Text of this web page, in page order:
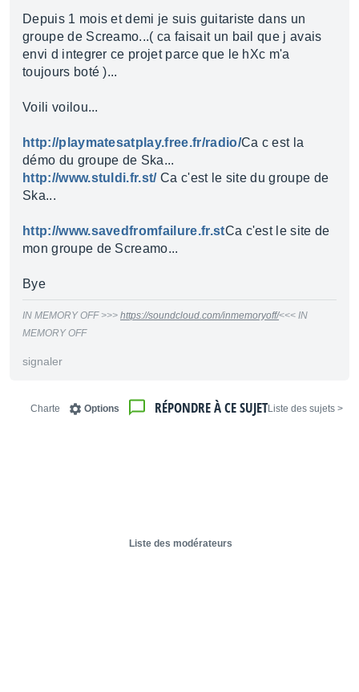
Depuis 1 mois et demi je suis guitariste dans un
groupe de Screamo...( ca faisait un bail que j avais
envi d integrer ce projet parce que le hXc m'a
toujours boté )...
Voili voilou...
http://playmatesatplay.free.fr/radio/Ca c est la
démo du groupe de Ska...
http://www.stuldi.fr.st/Ca c'est le site du groupe de
Ska...
http://www.savedfromfailure.fr.stCa c'est le site de
mon groupe de Screamo...
Bye
IN MEMORY OFF >>> https://soundcloud.com/inmemoryoff/<<< IN
MEMORY OFF
signaler
< Liste des sujets
RÉPONDRE À CE SUJET
Options
Charte
Liste des modérateurs